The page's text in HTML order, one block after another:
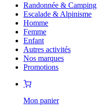
Randonnée & Camping
Escalade & Alpinisme
Homme
Femme
Enfant
Autres activités
Nos marques
Promotions
Mon panier